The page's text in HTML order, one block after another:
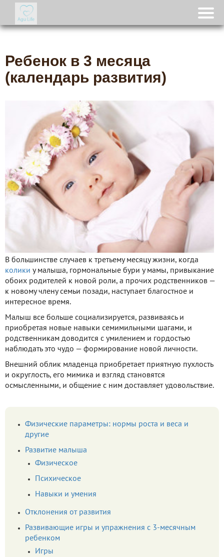
Ребенок в 3 месяца
(календарь развития)
В большинстве случаев к третьему месяцу жизни, когда
колики у малыша, гормональные бури у мамы, привыкание
обоих родителей к новой роли, а прочих родственников —
к новому члену семьи позади, наступает благостное и
интересное время.
Малыш все больше социализируется, развиваясь и
приобретая новые навыки семимильными шагами, и
родственникам доводится с умилением и гордостью
наблюдать это чудо — формирование новой личности.
Внешний облик младенца приобретает приятную пухлость
и округлость, его мимика и взгляд становятся
осмысленными, и общение с ним доставляет удовольствие.
Физические параметры: нормы роста и веса и
другие
Развитие малыша
Физическое
Психическое
Навыки и умения
Отклонения от развития
Развивающие игры и упражнения с 3-месячным
ребенком
Игры